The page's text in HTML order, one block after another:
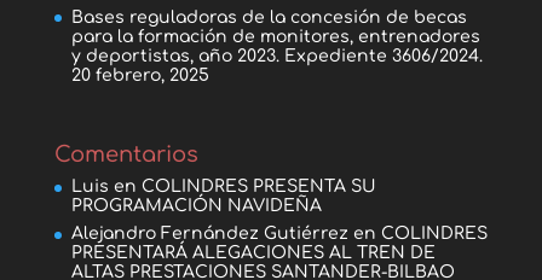
Bases reguladoras de la concesión de becas
para la formación de monitores, entrenadores
y deportistas, año 2023. Expediente 3606/2024.
20 febrero, 2025
Comentarios
Luis en COLINDRES PRESENTA SU
PROGRAMACIÓN NAVIDEÑA
Alejandro Fernández Gutiérrez en COLINDRES
PRESENTARÁ ALEGACIONES AL TREN DE
ALTAS PRESTACIONES SANTANDER-BILBAO